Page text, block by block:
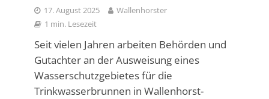
17. August 2025
Wallenhorster
1 min. Lesezeit
Seit vielen Jahren arbeiten Behörden und
Gutachter an der Ausweisung eines
Wasserschutzgebietes für die
Trinkwasserbrunnen in Wallenhorst-